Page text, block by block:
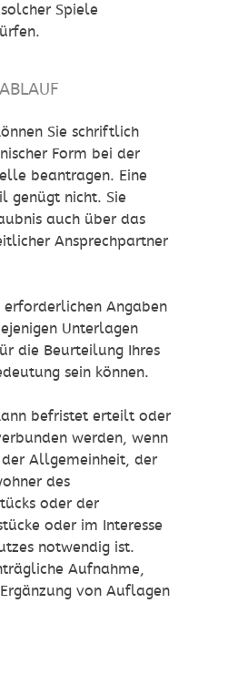
Spiele
Sie schriftlich
Form bei der
beantragen. Eine
genügt nicht. Sie
auch über das
Ansprechpartner
erforderlichen Angaben
Unterlagen
die Beurteilung Ihres
sein können.
befristet erteilt oder
werden, wenn
Allgemeinheit, der
des
oder der
oder im Interesse
notwendig ist.
Aufnahme,
von Auflagen